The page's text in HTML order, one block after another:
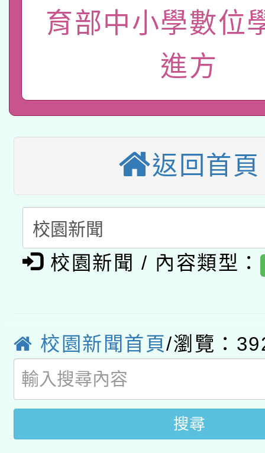
業技術研究院辦理「
用水績優單位及節水達
115年8月22日(星期六
桃園市孔廟祈福系列
開 智慧啟航」
本校115學年度第2次
招甄選結果公告(無人
招)
適應運動共學行動站研
本館辦理115年度閱讀
暨閱讀推動專業研習
科技賦能─人工智慧
礎課程
A3數位素養講師名單
「數位內容與教學軟體
pilot」
有關大陸委員會函釋公
薪期間赴陸應申請許可
轉知經濟部水利署委託
用水績優單位及節水達
動」
桃園市孔廟祈福系列
開 智慧啟航」
2026年桃園地景藝術
育部中小學數位
進方
返回首頁
校園新聞 / 內容類型：
校園新聞首頁/瀏覽：
搜尋